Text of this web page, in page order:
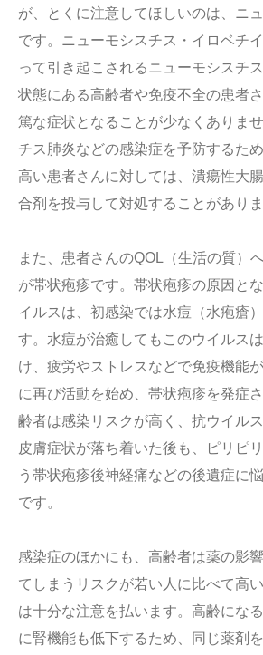
が、とくに注意してほしいのは、ニ
です。ニューモシスチス・イロベチ
って引き起こされるニューモシスチ
状態にある高齢者や免疫不全の患者
篤な症状となることが少なくありま
チス肺炎などの感染症を予防するた
高い患者さんに対しては、潰瘍性大
合剤を投与して対処することがありま
また、患者さんのQOL（生活の質）
が帯状疱疹です。帯状疱疹の原因と
イルスは、初感染では水痘（水疱瘡
す。水痘が治癒してもこのウイルス
け、疲労やストレスなどで免疫機能
に再び活動を始め、帯状疱疹を発症
齢者は感染リスクが高く、抗ウイル
皮膚症状が落ち着いた後も、ピリピ
う帯状疱疹後神経痛などの後遺症に
です。
感染症のほかにも、高齢者は薬の影
てしまうリスクが若い人に比べて高
は十分な注意を払います。高齢にな
に腎機能も低下するため、同じ薬剤